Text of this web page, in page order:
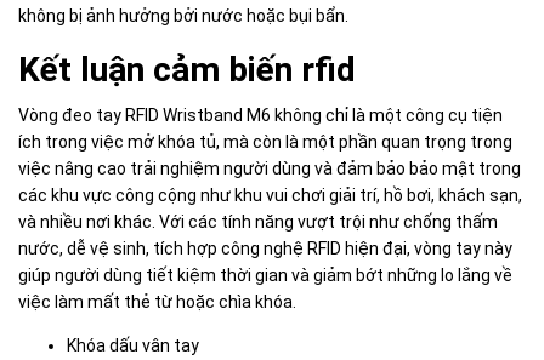
không bị ảnh hưởng bởi nước hoặc bụi bẩn.
Kết luận cảm biến rfid
Vòng đeo tay RFID Wristband M6 không chỉ là một công cụ tiện
ích trong việc mở khóa tủ, mà còn là một phần quan trọng trong
việc nâng cao trải nghiệm người dùng và đảm bảo bảo mật trong
các khu vực công cộng như khu vui chơi giải trí, hồ bơi, khách sạn,
và nhiều nơi khác. Với các tính năng vượt trội như chống thấm
nước, dễ vệ sinh, tích hợp công nghệ RFID hiện đại, vòng tay này
giúp người dùng tiết kiệm thời gian và giảm bớt những lo lắng về
việc làm mất thẻ từ hoặc chìa khóa.
Khóa dấu vân tay